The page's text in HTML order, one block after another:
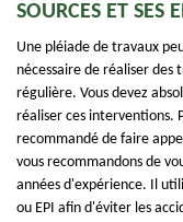
SOURCES ET SES
Une pléiade de travaux
nécessaire de réaliser des
régulière. Vous devez
réaliser ces interventions.
recommandé de faire
vous recommandons de
années d'expérience. Il
ou EPI afin d'éviter les